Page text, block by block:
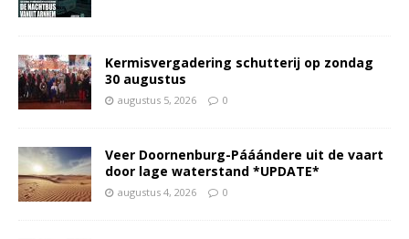
Kermisvergadering schutterij op zondag
30 augustus
augustus 5, 2026 0
Veer Doornenburg-Pááándere uit de vaart
door lage waterstand *UPDATE*
augustus 4, 2026 0